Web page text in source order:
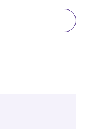
Choisir